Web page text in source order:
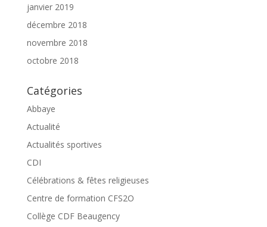
janvier 2019
décembre 2018
novembre 2018
octobre 2018
Catégories
Abbaye
Actualité
Actualités sportives
CDI
Célébrations & fêtes religieuses
Centre de formation CFS2O
Collège CDF Beaugency